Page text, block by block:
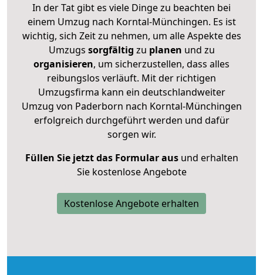
In der Tat gibt es viele Dinge zu beachten bei
einem Umzug nach Korntal-Münchingen. Es ist
wichtig, sich Zeit zu nehmen, um alle Aspekte des
Umzugs sorgfältig zu planen und zu
organisieren, um sicherzustellen, dass alles
reibungslos verläuft. Mit der richtigen
Umzugsfirma kann ein deutschlandweiter
Umzug von Paderborn nach Korntal-Münchingen
erfolgreich durchgeführt werden und dafür
sorgen wir.
Füllen Sie jetzt das Formular ausund erhalten
Sie kostenlose Angebote
Kostenlose Angebote erhalten